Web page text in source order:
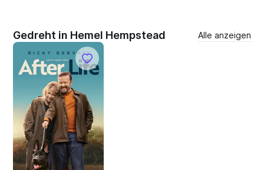
Gedreht in Hemel Hempstead Alle anzeigen